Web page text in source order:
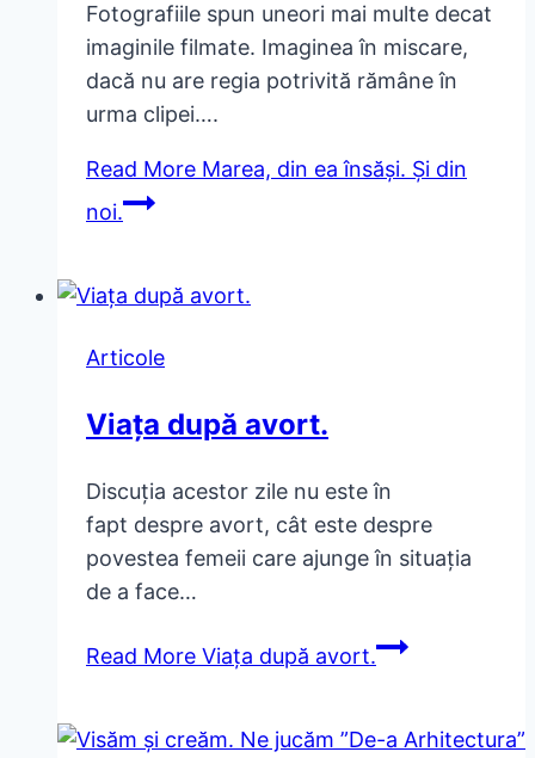
Fotografiile spun uneori mai multe decat
imaginile filmate. Imaginea în miscare,
dacă nu are regia potrivită rămâne în
urma clipei….
Read More Marea, din ea însăși. Și din
noi.
Articole
Viața după avort.
Discuția acestor zile nu este în
fapt despre avort, cât este despre
povestea femeii care ajunge în situația
de a face…
Read More Viața după avort.